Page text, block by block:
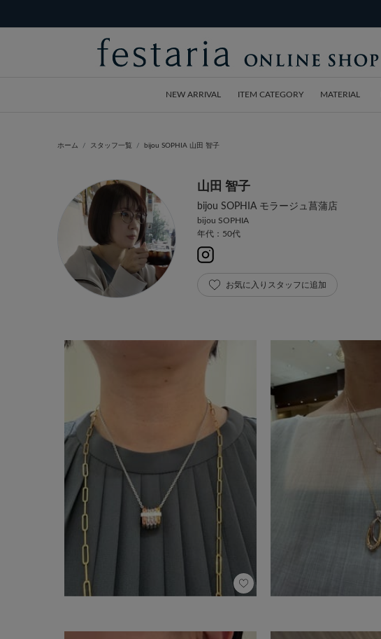
NEW ARRIVAL ITEM CATEGORY MATERIAL
ホーム スタッフ一覧 bijou SOPHIA 山田 智子
山田 智子
bijou SOPHIA モラージュ菖蒲店
bijou SOPHIA
年代：50代
お気に入りスタッフに追加